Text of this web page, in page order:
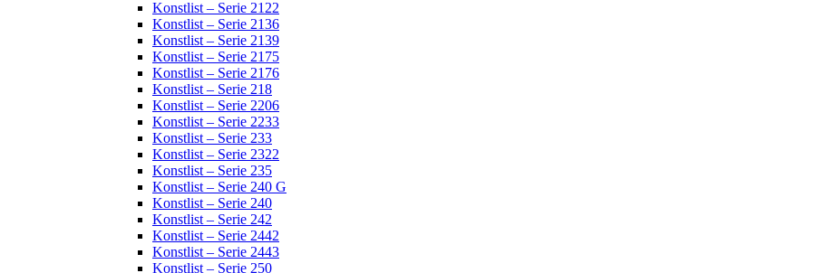
Konstlist – Serie 2122
Konstlist – Serie 2136
Konstlist – Serie 2139
Konstlist – Serie 2175
Konstlist – Serie 2176
Konstlist – Serie 218
Konstlist – Serie 2206
Konstlist – Serie 2233
Konstlist – Serie 233
Konstlist – Serie 2322
Konstlist – Serie 235
Konstlist – Serie 240 G
Konstlist – Serie 240
Konstlist – Serie 242
Konstlist – Serie 2442
Konstlist – Serie 2443
Konstlist – Serie 250